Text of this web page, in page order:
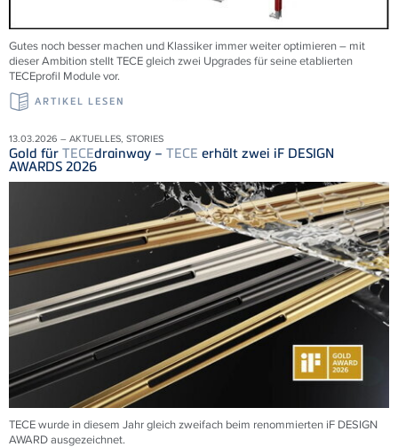
Gutes noch besser machen und Klassiker immer weiter optimieren – mit
dieser Ambition stellt TECE gleich zwei Upgrades für seine etablierten
TECEprofil Module vor.
ARTIKEL LESEN
13.03.2026 – AKTUELLES, STORIES
Gold für TECEdrainway – TECE erhält zwei iF DESIGN
AWARDS 2026
TECE wurde in diesem Jahr gleich zweifach beim renommierten iF DESIGN
AWARD ausgezeichnet.